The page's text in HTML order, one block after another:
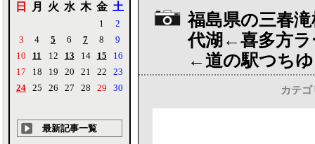
福島県の三春
代湖←喜多方ラ
←道の駅つち
カテゴ
日 月 火 水 木 金 土
1
2
3
4 5 6 7 8
9
10
11 12 13 14 15
16
17
18 19 20 21 22
23
24 25 26 27 28 29 30
最新記事一覧